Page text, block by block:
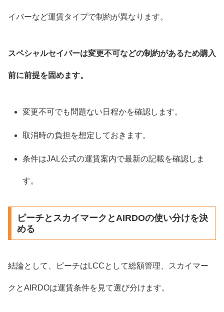
イバーなど運賃タイプで制約が異なります。
スペシャルセイバーは変更不可などの制約があるため購入
前に前提を固めます。
変更不可でも問題ない日程かを確認します。
取消時の負担を想定しておきます。
条件はJAL公式の運賃案内で最新の記載を確認しま
す。
ピーチとスカイマークとAIRDOの使い分けを決
める
結論として、ピーチはLCCとして総額管理、スカイマー
クとAIRDOは運賃条件を見て選び分けます。